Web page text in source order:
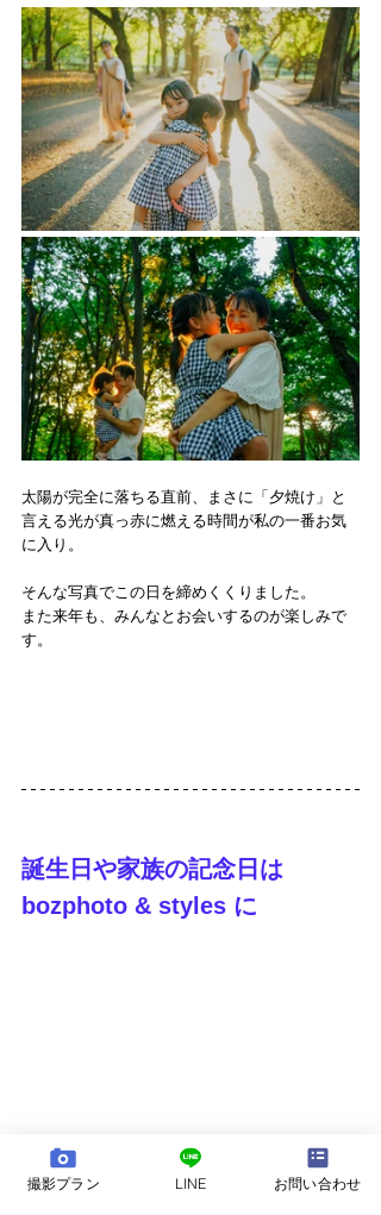
太陽が完全に落ちる直前、まさに「夕焼け」と
言える光が真っ赤に燃える時間が私の一番お気
に入り。
そんな写真でこの日を締めくくりました。
また来年も、みんなとお会いするのが楽しみで
す。
誕生日や家族の記念日は
bozphoto & styles に
bozphoto & styles では、自然の中でのびのびと
撮影プラン LINE お問い合わせ